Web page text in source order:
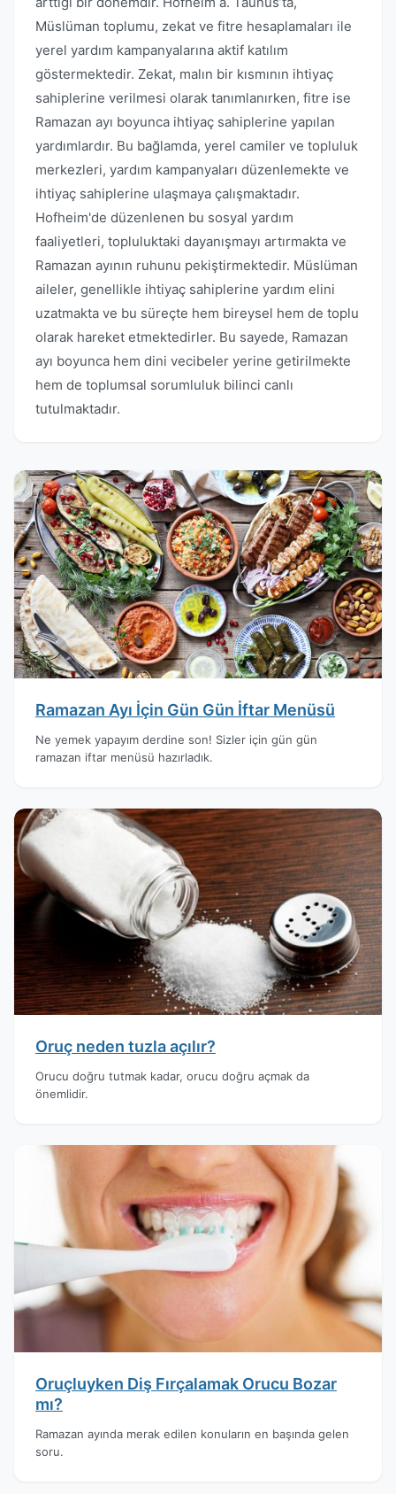
Müslüman toplumu, zekat ve fitre hesaplamaları ile
yerel yardım kampanyalarına aktif katılım
göstermektedir. Zekat, malın bir kısmının ihtiyaç
sahiplerine verilmesi olarak tanımlanırken, fitre ise
Ramazan ayı boyunca ihtiyaç sahiplerine yapılan
yardımlardır. Bu bağlamda, yerel camiler ve topluluk
merkezleri, yardım kampanyaları düzenlemekte ve
ihtiyaç sahiplerine ulaşmaya çalışmaktadır.
Hofheim'de düzenlenen bu sosyal yardım
faaliyetleri, topluluktaki dayanışmayı artırmakta ve
Ramazan ayının ruhunu pekiştirmektedir. Müslüman
aileler, genellikle ihtiyaç sahiplerine yardım elini
uzatmakta ve bu süreçte hem bireysel hem de toplu
olarak hareket etmektedirler. Bu sayede, Ramazan
ayı boyunca hem dini vecibeler yerine getirilmekte
hem de toplumsal sorumluluk bilinci canlı
tutulmaktadır.
Ramazan Ayı İçin Gün Gün İftar Menüsü
Ne yemek yapayım derdine son! Sizler için gün gün
ramazan iftar menüsü hazırladık.
Oruç neden tuzla açılır?
Orucu doğru tutmak kadar, orucu doğru açmak da
önemlidir.
Oruçluyken Diş Fırçalamak Orucu Bozar
mı?
Ramazan ayında merak edilen konuların en başında gelen
soru.